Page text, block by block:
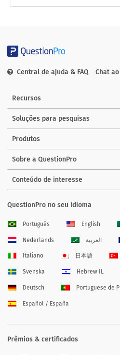
Central de ajuda & FAQ Chat
Recursos
Soluções para pesquisas
Produtos
Sobre a QuestionPro
Conteúdo de interesse
QuestionPro no seu idioma
Português English
Nederlands العربية
Italiano 日本語
Svenska Hebrew IL
Deutsch Portuguese de
Español / España
Prêmios & certificados